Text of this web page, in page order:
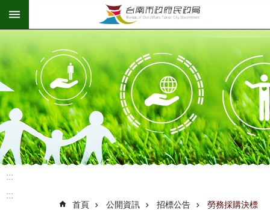
跳到主要內容區塊
:::
:::
首頁 公開資訊 招標公告 勞務採購決標